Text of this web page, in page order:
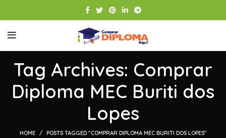
Tag Archives: Comprar
Diploma MEC Buriti dos
Lopes
HOME POSTS TAGGED "COMPRAR DIPLOMA MEC BURITI DOS LOPES"